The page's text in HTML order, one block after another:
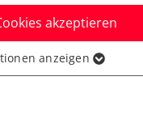
akzeptieren
Funktionen
dass die
anzeigen